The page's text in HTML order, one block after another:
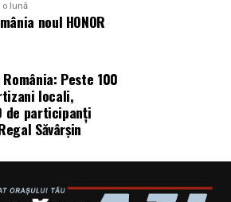
Adela Mara
Cezara Roșu
MEDIA
HOUSE RESIDENCE, S&I BEST
lună
noul HONOR
Peste 100
locali,
de participanți
Săvârșin